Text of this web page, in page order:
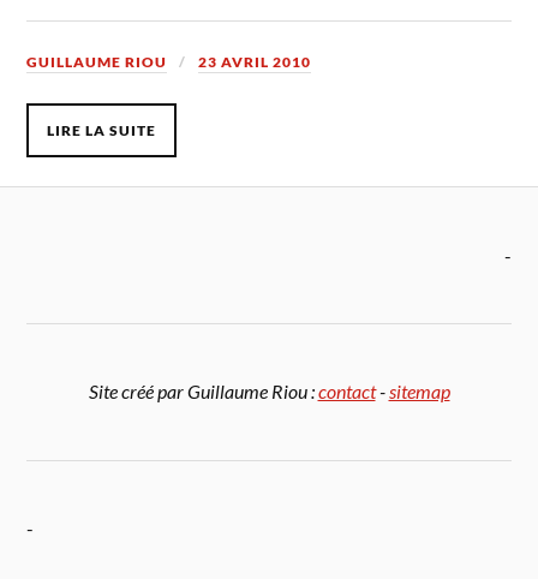
GUILLAUME RIOU 23 AVRIL 2010
LIRE LA SUITE
-
Site créé par Guillaume Riou :contact-sitemap
-